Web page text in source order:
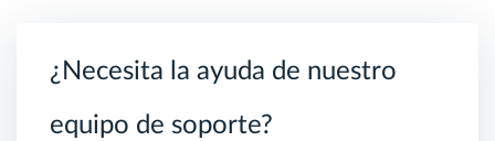
¿Necesita la ayuda de nuestro
equipo de soporte?